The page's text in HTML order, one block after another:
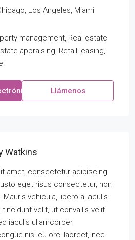
Los Angeles, Miami
management, Real estate
appraising, Retail leasing,
Llámenos
Watkins
amet, consectetur adipiscing
eget risus consectetur, non
vehicula, libero a iaculis
velit, ut convallis velit
iaculis ullamcorper
nisi eu orci laoreet, nec